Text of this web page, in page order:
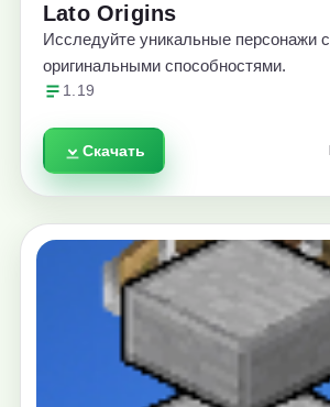
Lato Origins
Исследуйте уникальные персонажи с
оригинальными способностями.
1.19
Скачать